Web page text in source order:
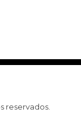
reservados.